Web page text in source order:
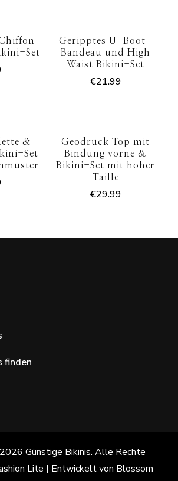
Set
Geripptes U-Boot-
Bandeau und High
Waist Bikini-Set
€21.99
&
Set
Geodruck Top mit
Bindung vorne &
Bikini-Set mit hoher
Taille
€29.99
finden
Günstige Bikinis. Alle Rechte
Lite | Entwickelt von Blossom